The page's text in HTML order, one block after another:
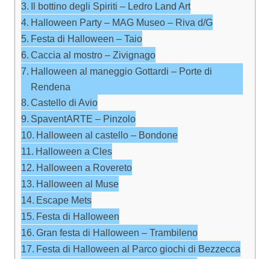
Il bottino degli Spiriti – Ledro Land Art
Halloween Party – MAG Museo – Riva d/G
Festa di Halloween – Taio
Caccia al mostro – Zivignago
Halloween al maneggio Gottardi – Porte di
Rendena
Castello di Avio
SpaventARTE – Pinzolo
Halloween al castello – Bondone
Halloween a Cles
Halloween a Rovereto
Halloween al Muse
Escape Mets
Festa di Halloween
Gran festa di Halloween – Trambileno
Festa di Halloween al Parco giochi di Bezzecca